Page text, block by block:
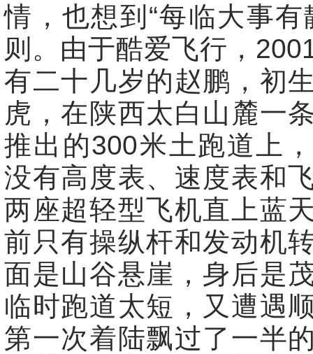
情，也想到“每临大事有
则。由于酷爱飞行，
有二十几岁的赵鹏，初
虎，在陕西太白山麓一
推出的300米土跑道上
没有高度表、速度表和
两座超轻型飞机直上蓝
前只有操纵杆和发动机
面是山谷悬崖，身后是
临时跑道太短，又遭遇
第一次着陆飘过了一半